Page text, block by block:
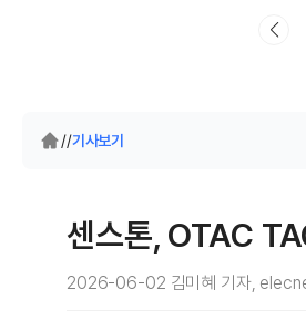
//기사보기
센스톤, OTAC
2026-06-02 김미혜 기자,